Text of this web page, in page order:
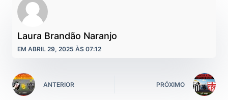
Laura Brandão Naranjo
EM ABRIL 29, 2025 ÀS 07:12
ANTERIOR PRÓXIMO